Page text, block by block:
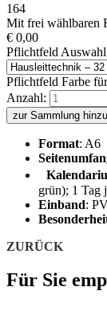
164
Mit frei wählbaren
€ 0,00
Pflichtfeld
Pflichtfeld Farbe
Anzahl:
zur Sammlung
Format: A6
grün); 1 Tag
Einband:
ZURÜCK
Für Sie